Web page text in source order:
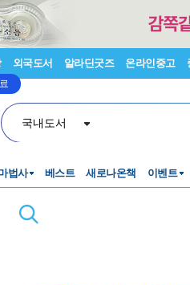
외국도서 알라딘굿즈 온라인중고
국내도서
법사 베스트 새로나온책 이벤트